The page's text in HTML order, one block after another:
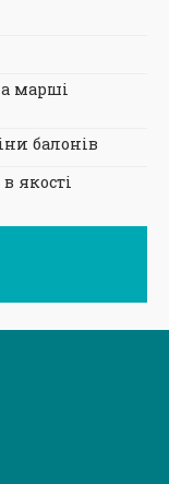
марші
балонів
якості